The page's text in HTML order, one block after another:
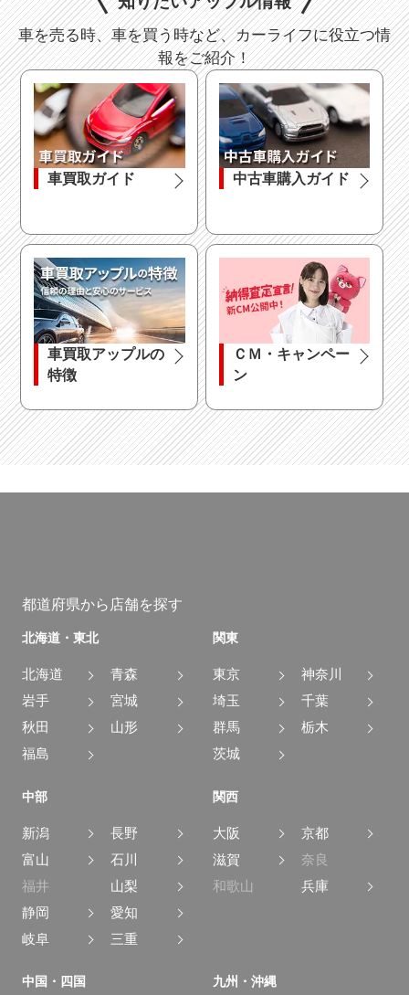
車を売る時、車を買う時など、カーライフに役立つ情
報をご紹介！
車買取ガイド 中古車購入ガイド
車買取アップルの
特徴
ＣＭ・キャンペー
ン
都道府県から店舗を探す
北海道・東北
北海道
青森
岩手
宮城
秋田
山形
福島
関東
東京
神奈川
埼玉
千葉
群馬
栃木
茨城
中部
新潟
長野
富山
石川
福井
山梨
静岡
愛知
岐阜
三重
関西
大阪
京都
滋賀
奈良
和歌山
兵庫
中国・四国 九州・沖縄